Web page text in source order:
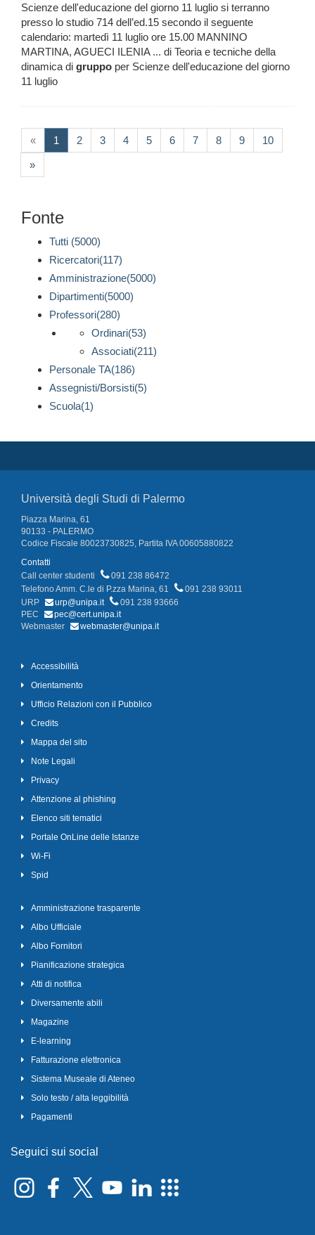
Scienze dell'educazione del giorno 11 luglio si terranno
presso lo studio 714 dell’ed.15 secondo il seguente
calendario: martedì 11 luglio ore 15.00 MANNINO
MARTINA, AGUECI ILENIA ... di Teoria e tecniche della
dinamica di gruppo per Scienze dell'educazione del giorno
11 luglio
« 1 (current)
2 3 4 5 6 7 8 9 10
»
Fonte
Tutti (5000)
Ricercatori(117)
Amministrazione(5000)
Dipartimenti(5000)
Professori(280)
Ordinari(53)
Associati(211)
Personale TA(186)
Assegnisti/Borsisti(5)
Scuola(1)
Università degli Studi di Palermo
Piazza Marina, 61
90133 - PALERMO
Codice Fiscale 80023730825, Partita IVA 00605880822
Contatti
Call center studenti
091 238 86472
Telefono Amm. C.le di P.zza Marina, 61
091 238 93011
URP
urp@unipa.it
091 238 93666
PEC
pec@cert.unipa.it
Webmaster
webmaster@unipa.it
Accessibilità
Orientamento
Ufficio Relazioni con il Pubblico
Credits
Mappa del sito
Note Legali
Privacy
Attenzione al phishing
Elenco siti tematici
Portale OnLine delle Istanze
Wi-Fi
Spid
Amministrazione trasparente
Albo Ufficiale
Albo Fornitori
Pianificazione strategica
Atti di notifica
Diversamente abili
Magazine
E-learning
Fatturazione elettronica
Sistema Museale di Ateneo
Solo testo / alta leggibilità
Pagamenti
Seguici sui social